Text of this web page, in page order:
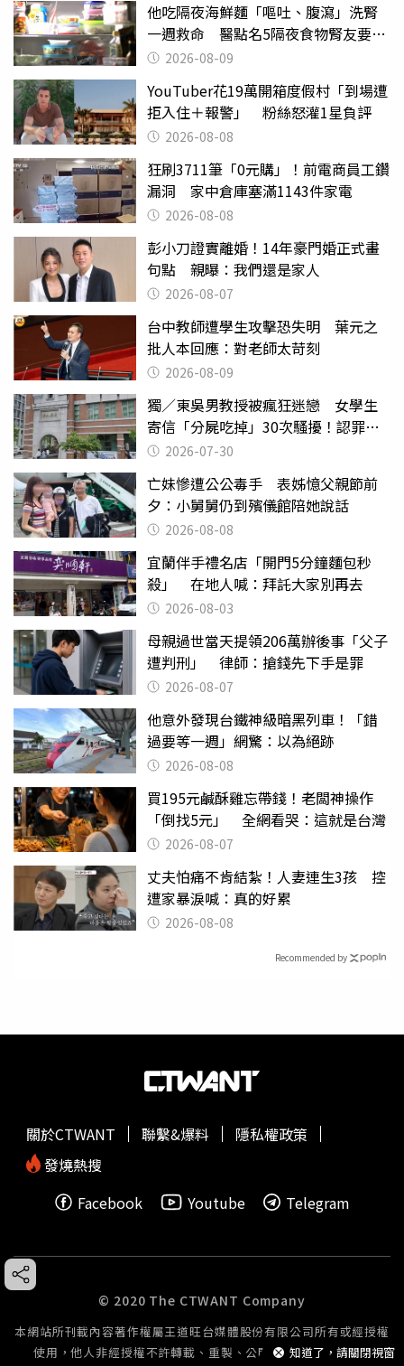
他吃隔夜海鮮麵「嘔吐、腹瀉」洗腎
一週救命 醫點名5隔夜食物腎友要注
意 2026-08-09
YouTuber花19萬開箱度假村「到場遭
拒入住＋報警」 粉絲怒灌1星負評
2026-08-08
狂刷3711筆「0元購」！前電商員工鑽
漏洞 家中倉庫塞滿1143件家電
2026-08-08
彭小刀證實離婚！14年豪門婚正式畫
句點 親曝：我們還是家人
2026-08-07
台中教師遭學生攻擊恐失明 葉元之
批人本回應：對老師太苛刻
2026-08-09
獨／東吳男教授被瘋狂迷戀 女學生
寄信「分屍吃掉」30次騷擾！認罪免
關 2026-07-30
亡妹慘遭公公毒手 表姊憶父親節前
夕：小舅舅仍到殯儀館陪她說話
2026-08-08
宜蘭伴手禮名店「開門5分鐘麵包秒
殺」 在地人喊：拜託大家別再去
2026-08-03
母親過世當天提領206萬辦後事「父子
遭判刑」 律師：搶錢先下手是罪
2026-08-07
他意外發現台鐵神級暗黑列車！「錯
過要等一週」網驚：以為絕跡
2026-08-08
買195元鹹酥雞忘帶錢！老闆神操作
「倒找5元」 全網看哭：這就是台灣
2026-08-07
丈夫怕痛不肯結紮！人妻連生3孩 控
遭家暴淚喊：真的好累
2026-08-08
Recommended by
知道了，請關閉視窗
關於CTWANT 聯繫&爆料
隱私權政策
發燒熱搜
Facebook
Youtube Telegram
© 2020 The CTWANT Company
本網站所刊載內容著作權屬王道旺台媒體股份有限公司所有或經授權
使用，他人非經授權不許轉載、重製、公開播送或公開傳輸。